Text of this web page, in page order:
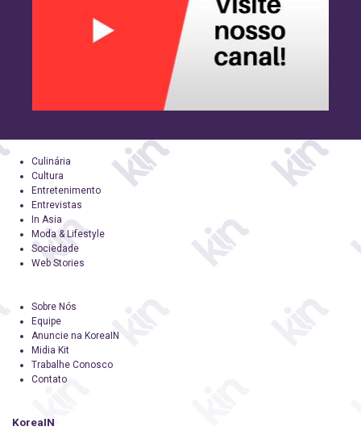
Culinária
Cultura
Entretenimento
Entrevistas
In Asia
Moda & Lifestyle
Sociedade
Web Stories
Sobre Nós
Equipe
Anuncie na KoreaIN
Midia Kit
Trabalhe Conosco
Contato
KoreaIN